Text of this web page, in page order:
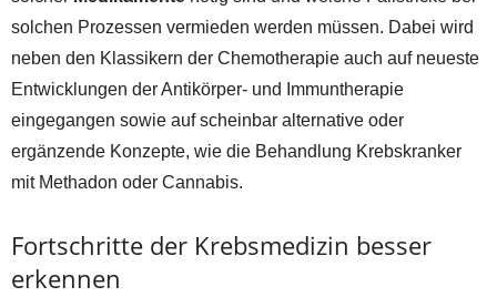
solchen Prozessen vermieden werden müssen. Dabei wird
neben den Klassikern der Chemotherapie auch auf neueste
Entwicklungen der Antikörper- und Immuntherapie
eingegangen sowie auf scheinbar alternative oder
ergänzende Konzepte, wie die Behandlung Krebskranker
mit Methadon oder Cannabis.
Fortschritte der Krebsmedizin besser
erkennen